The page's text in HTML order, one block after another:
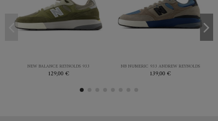
NEW BALANCE REYNOLDS 933
129,00 €
Añadir al carrito
NB NUMERIC 933 ANDREW REYNOLDS
139,00 €
Añadir al carrito